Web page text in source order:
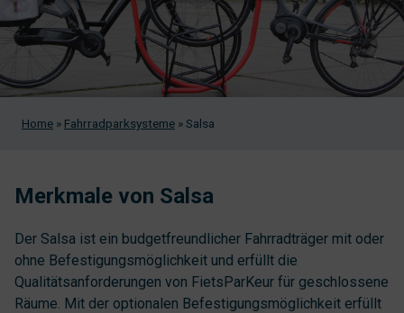
Home » Fahrradparksysteme »Salsa
Merkmale von Salsa
Der Salsa ist ein budgetfreundlicher Fahrradträger mit oder
ohne Befestigungsmöglichkeit und erfüllt die
Qualitätsanforderungen von FietsParKeur für geschlossene
Räume. Mit der optionalen Befestigungsmöglichkeit erfüllt